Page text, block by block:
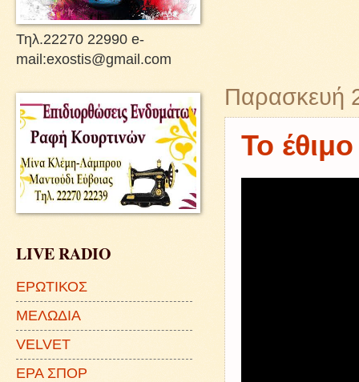
Παρασκευή
Το
Τηλ.22270 22990 e-
mail:exostis@gmail.com
LIVE RADIO
ΕΡΩΤΙΚΟΣ
ΜΕΛΩΔΙΑ
VELVET
ΕΡΑ ΣΠΟΡ